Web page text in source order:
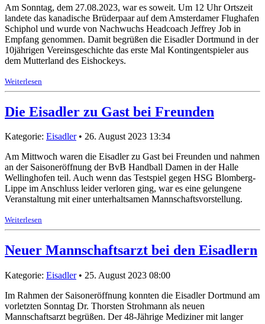
Am Sonntag, dem 27.08.2023, war es soweit. Um 12 Uhr Ortszeit
landete das kanadische Brüderpaar auf dem Amsterdamer Flughafen
Schiphol und wurde von Nachwuchs Headcoach Jeffrey Job in
Empfang genommen. Damit begrüßen die Eisadler Dortmund in der
10jährigen Vereinsgeschichte das erste Mal Kontingentspieler aus
dem Mutterland des Eishockeys.
Weiterlesen
Die Eisadler zu Gast bei Freunden
Kategorie: Eisadler• 26. August 2023 13:34
Am Mittwoch waren die Eisadler zu Gast bei Freunden und nahmen
an der Saisoneröffnung der BvB Handball Damen in der Halle
Wellinghofen teil. Auch wenn das Testspiel gegen HSG Blomberg-
Lippe im Anschluss leider verloren ging, war es eine gelungene
Veranstaltung mit einer unterhaltsamen Mannschaftsvorstellung.
Weiterlesen
Neuer Mannschaftsarzt bei den Eisadlern
Kategorie: Eisadler• 25. August 2023 08:00
Im Rahmen der Saisoneröffnung konnten die Eisadler Dortmund am
vorletzten Sonntag Dr. Thorsten Strohmann als neuen
Mannschaftsarzt begrüßen. Der 48-Jährige Mediziner mit langer